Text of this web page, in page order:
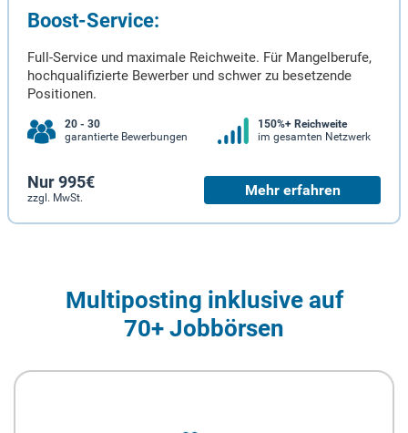
Boost-Service:
Full-Service und maximale Reichweite. Für Mangelberufe,
hochqualifizierte Bewerber und schwer zu besetzende
Positionen.
20 - 30
garantierte Bewerbungen
150%+ Reichweite
im gesamten Netzwerk
Nur 995€
zzgl. MwSt. Mehr erfahren
Multiposting inklusive auf
70+ Jobbörsen